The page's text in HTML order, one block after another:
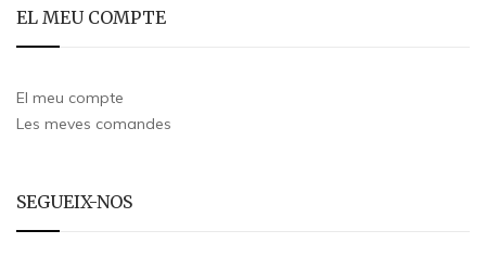
EL MEU COMPTE
El meu compte
Les meves comandes
SEGUEIX-NOS